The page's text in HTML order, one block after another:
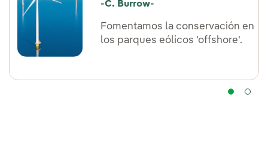
-C. Burrow-
Fomentamos la conservación en
los parques eólicos 'offshore'.